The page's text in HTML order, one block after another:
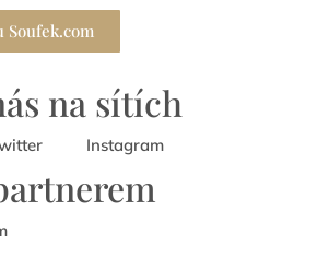
Soufek.com
na sítích
Instagram